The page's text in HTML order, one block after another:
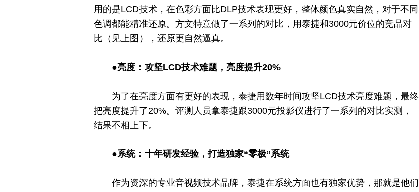
用的是LCD技术，在色彩方面比DLP技术表现更好，整体颜色真实自然，对于不同
色调都能精准还原。方文特意做了一系列的对比，用泰捷和3000元价位的竞品对
比（见上图），还原更自然逼真。
●亮度：攻坚LCD技术难题，亮度提升20%
为了在亮度方面有更好的表现，泰捷用数年时间攻坚LCD技术亮度难题，最终
把亮度提升了20%。评测人员拿泰捷跟3000元投影仪进行了一系列的对比实测，
结果不相上下。
●系统：十年研发经验，打造独家“零极”系统
作为资深的专业音视频技术品牌，泰捷在系统方面也有独家优势，那就是他们